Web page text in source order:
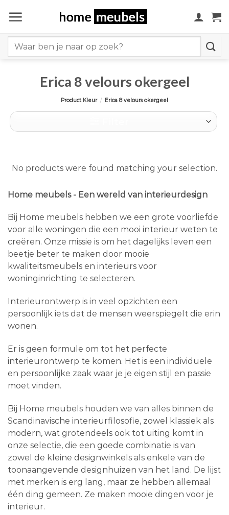
naar
for:
Erica 8 velours okergeel
Product Kleur / Erica 8 velours okergeel
No products were found matching your selection.
Home meubels - Een wereld van interieurdesign
Bij Home meubels hebben we een grote voorliefde
voor alle woningen die een mooi interieur weten te
creëren. Onze missie is om het dagelijks leven een
beetje beter te maken door mooie
kwaliteitsmeubels en interieurs voor
woninginrichting te selecteren.
Interieurontwerp is in veel opzichten een
persoonlijk iets dat de mensen weerspiegelt die erin
wonen.
Er is geen formule om tot het perfecte
interieurontwerp te komen. Het is een individuele
en persoonlijke zaak waar je je eigen stijl en passie
moet vinden.
Bij Home meubels houden we van alles binnen de
Scandinavische interieurfilosofie, zowel klassiek als
modern, wat grotendeels ook tot uiting komt in
onze selectie, die een goede combinatie is van
zowel de kleine designwinkels als enkele van de
toonaangevende designhuizen van het land. De lijst
met merken is erg lang, maar ze hebben allemaal
één ding gemeen. Ze maken mooie dingen voor je
interieur.